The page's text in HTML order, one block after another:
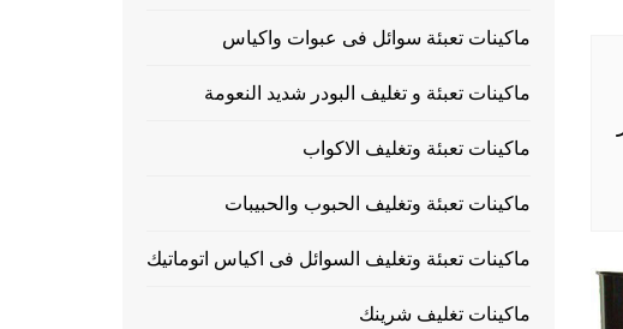
ماكينات تعبئة سوائل فى عبوات واكياس
ماكينات تعبئة و تغليف البودر شديد النعومة
ماكينات تعبئة وتغليف الاكواب
ماكينات تعبئة وتغليف الحبوب والحبيبات
ماكينات تعبئة وتغليف السوائل فى اكياس اتوماتيك
ماكينات تغليف شرينك